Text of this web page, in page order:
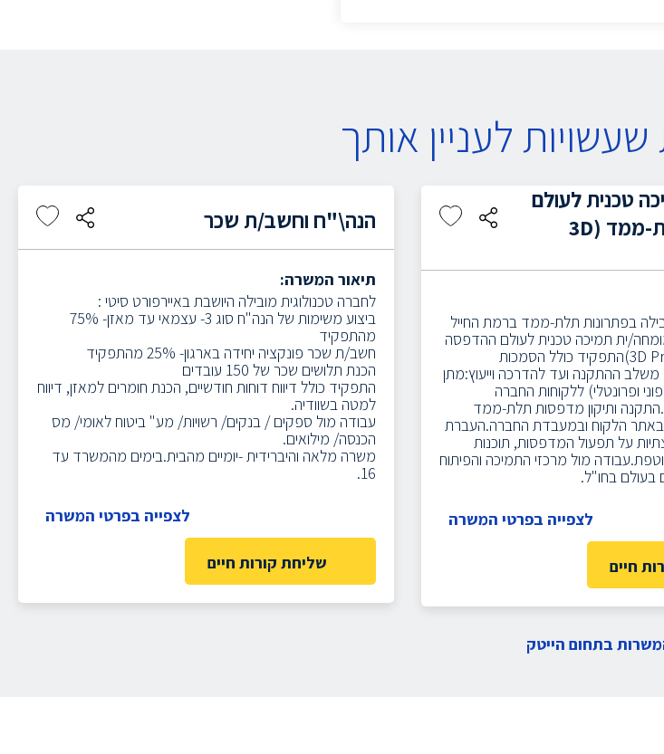
לעניין אותך
טכנית לעולם
ההדפסה בתלת-ממד (3D
בפתרונות תלת-ממד ברמת החייל
ית תמיכה טכנית לעולם ההדפסה
בתלת-ממד (3D Printing)התפקיד כולל הסמכות
ההתקנה ועד להדרכה וייעוץ:מתן
ופרונטלי) ללקוחות החברה
ותיקון מדפסות תלת-ממד
באתר הלקוח ובמעבדת החברה.העברת
על תפעול המדפסות, תוכנות
מול מרכזי התמיכה והפיתוח
בעולם בחו"ל.
לצפייה בפרטי המשרה
חיים
הנה\"ח וחשב/ת שכר
תיאור המשרה:
לחברה טכנולוגית מובילה היושבת באיירפורט סיטי :
ביצוע משימות של הנה"ח סוג 3- עצמאי עד מאזן- 75%
מהתפקיד
חשב/ת שכר פונקציה יחידה בארגון- 25% מהתפקיד
הכנת תלושים שכר של 150 עובדים
התפקיד כולל דיווח דוחות חודשיים, הכנת חומרים למאזן, דיווח
למטה בשוודיה.
עבודה מול ספקים / בנקים/ רשויות/ מע" ביטוח לאומי/ מס
הכנסה/ מילואים.
משרה מלאה והיברידית -יומיים מהבית.בימים מהמשרד עד
16.
לצפייה בפרטי המשרה
שליחת קורות חיים
בתחום הייטק